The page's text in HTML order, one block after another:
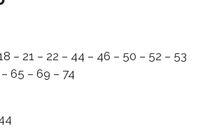
– 21 – 22 – 44 – 46 – 50 – 52 – 53
65 – 69 – 74